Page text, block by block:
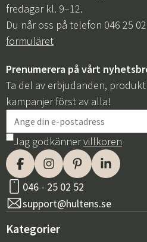
fredagar kl. 9–12.
Du når oss på telefon 046 25
formuläret
Prenumerera på vårt
Ta del av erbjudanden,
kampanjer först av alla!
Jag godkännervillkoren
046 - 25 02 52
support@hultens.se
Kategorier